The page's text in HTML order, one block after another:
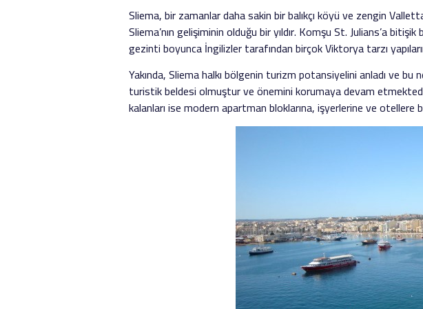
Sliema, bir zamanlar daha sakin bir balıkçı köyü ve zengin
Sliema’nın gelişiminin olduğu bir yıldır. Komşu St. Julians’a
gezinti boyunca İngilizler tarafından birçok Viktorya tarzı
Yakında, Sliema halkı bölgenin turizm potansiyelini anladı ve
turistik beldesi olmuştur ve önemini korumaya devam
kalanları ise modern apartman bloklarına, işyerlerine ve otellere